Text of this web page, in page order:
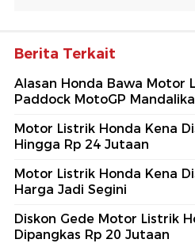
Berita Terkait
Alasan Honda Bawa Motor
Paddock MotoGP Mandalika
Motor Listrik Honda Kena
Hingga Rp 24 Jutaan
Motor Listrik Honda Kena
Harga Jadi Segini
Diskon Gede Motor Listrik
Dipangkas Rp 20 Jutaan